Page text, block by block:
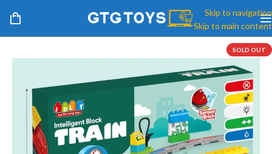
Skip to navigation
Skip to main content
SOLD OUT